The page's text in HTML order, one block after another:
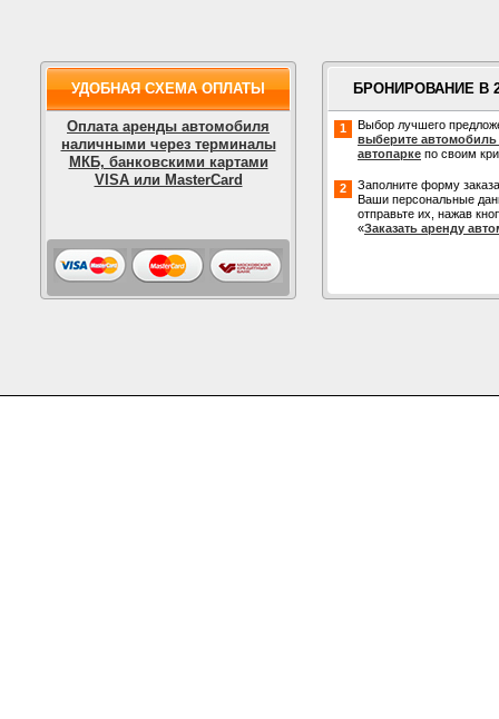
УДОБНАЯ СХЕМА ОПЛАТЫ
Оплата аренды автомобиля
наличными через терминалы
МКБ, банковскими картами
VISA или MasterCard
БРОНИРОВАНИЕ В
1
Выбор лучшего
выберите
автопарке по своим
2
Заполните форму
Ваши персональные
отправьте их, нажав
«Заказать аренду